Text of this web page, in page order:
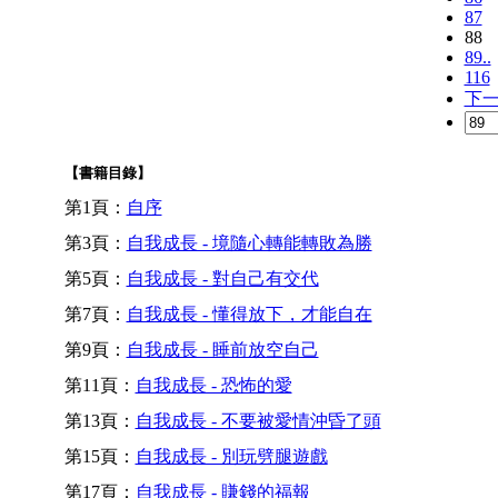
87
88
89..
116
下
【書籍目錄】
第1頁： 自序
第3頁： 自我成長 - 境隨心轉能轉敗為勝
第5頁： 自我成長 - 對自己有交代
第7頁： 自我成長 - 懂得放下，才能自在
第9頁： 自我成長 - 睡前放空自己
第11頁： 自我成長 - 恐怖的愛
第13頁： 自我成長 - 不要被愛情沖昏了頭
第15頁： 自我成長 - 別玩劈腿遊戲
第17頁： 自我成長 - 賺錢的福報